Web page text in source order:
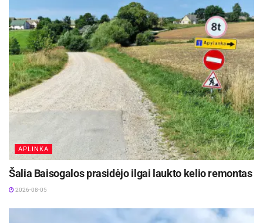
APLINKA
Šalia Baisogalos prasidėjo ilgai laukto kelio remontas
2026-08-05